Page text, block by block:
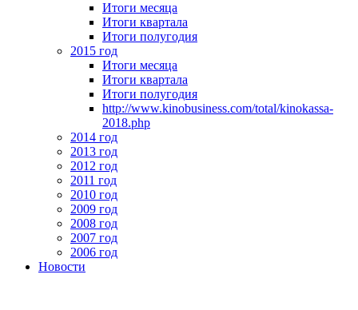
Итоги месяца
Итоги квартала
Итоги полугодия
2015 год
Итоги месяца
Итоги квартала
Итоги полугодия
http://www.kinobusiness.com/total/kinokassa-
2018.php
2014 год
2013 год
2012 год
2011 год
2010 год
2009 год
2008 год
2007 год
2006 год
Новости